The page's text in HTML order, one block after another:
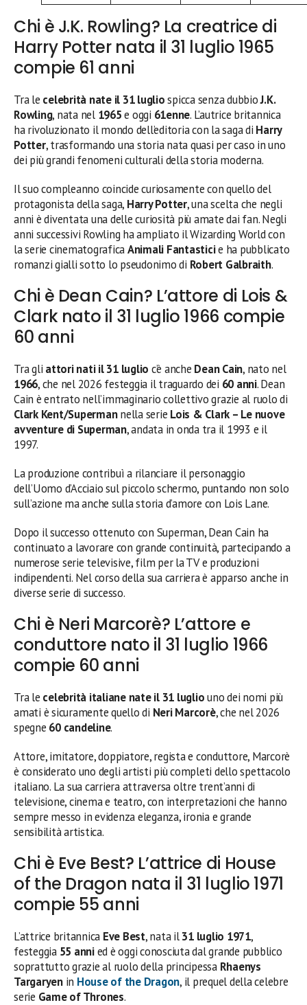
Chi è J.K. Rowling? La creatrice di
Harry Potter nata il 31 luglio 1965
compie 61 anni
Tra le celebrità nate il 31 lugliospicca senza dubbioJ.K.
Rowling, nata nel 1965e oggi 61enne. L’autrice britannica
ha rivoluzionato il mondo dell’editoria con la saga di Harry
Potter, trasformando una storia nata quasi per caso in uno
dei più grandi fenomeni culturali della storia moderna.
Il suo compleanno coincide curiosamente con quello del
protagonista della saga, Harry Potter, una scelta che negli
anni è diventata una delle curiosità più amate dai fan. Negli
anni successivi Rowling ha ampliato il Wizarding World con
la serie cinematograficaAnimali Fantasticie ha pubblicato
romanzi gialli sotto lo pseudonimo di Robert Galbraith.
Chi è Dean Cain? L’attore di Lois &
Clark nato il 31 luglio 1966 compie
60 anni
Tra gli attori nati il 31 luglio c’è anche Dean Cain, nato nel
1966, che nel 2026 festeggia il traguardo dei 60 anni. Dean
Cain è entrato nell’immaginario collettivo grazie al ruolo di
Clark Kent/Supermannella serie Lois & Clark – Le nuove
avventure di Superman, andata in onda tra il 1993 e il
1997.
La produzione contribuì a rilanciare il personaggio
dell’Uomo d’Acciaio sul piccolo schermo, puntando non solo
sull’azione ma anche sulla storia d’amore con Lois Lane.
Dopo il successo ottenuto con Superman, Dean Cain ha
continuato a lavorare con grande continuità, partecipando a
numerose serie televisive, film per la TV e produzioni
indipendenti. Nel corso della sua carriera è apparso anche in
diverse serie di successo.
Chi è Neri Marcorè? L’attore e
conduttore nato il 31 luglio 1966
compie 60 anni
Tra le celebrità italiane nate il 31 lugliouno dei nomi più
amati è sicuramente quello di Neri Marcorè, che nel 2026
spegne 60 candeline.
Attore, imitatore, doppiatore, regista e conduttore, Marcorè
è considerato uno degli artisti più completi dello spettacolo
italiano. La sua carriera attraversa oltre trent’anni di
televisione, cinema e teatro, con interpretazioni che hanno
sempre messo in evidenza eleganza, ironia e grande
sensibilità artistica.
Chi è Eve Best? L’attrice di House
of the Dragon nata il 31 luglio 1971
compie 55 anni
L’attrice britannica Eve Best, nata il31 luglio 1971,
festeggia 55 annied è oggi conosciuta dal grande pubblico
soprattutto grazie al ruolo della principessa Rhaenys
Targaryenin House of the Dragon, il prequel della celebre
serie Game of Thrones.